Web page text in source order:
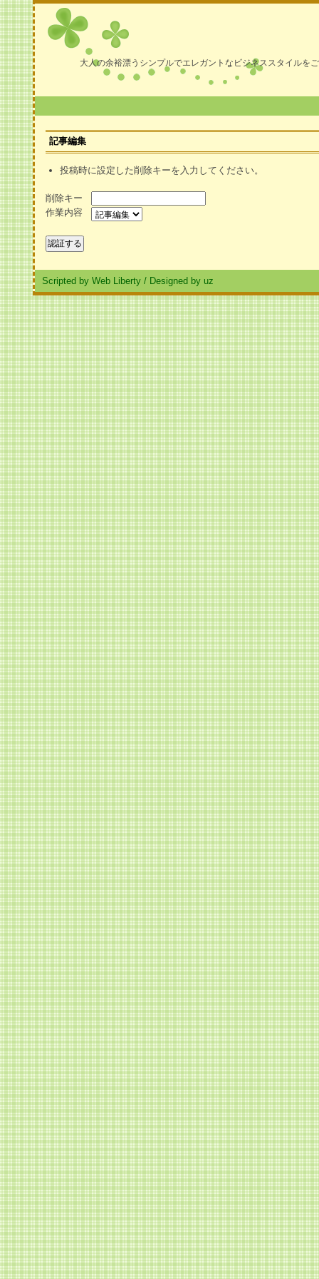
大人の余裕漂うシンプルでエレガントなビジネススタイルを
記事編集
投稿時に設定した削除キーを入力してください。
削除キー
作業内容
Scripted by Web Liberty / Designed by uz